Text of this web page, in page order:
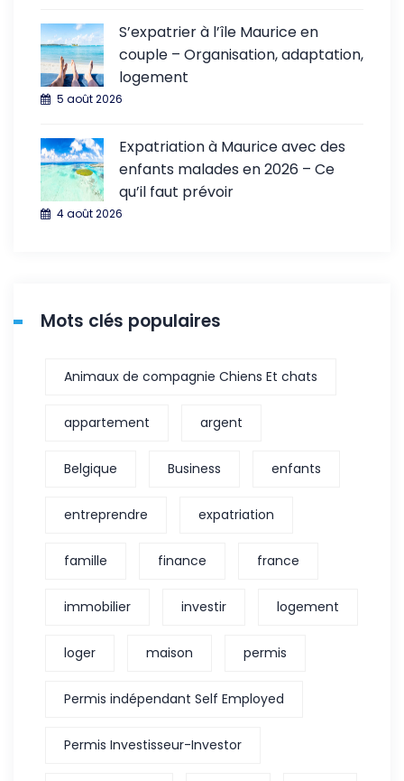
S’expatrier à l’île Maurice en
couple – Organisation, adaptation,
logement
5 août 2026
Expatriation à Maurice avec des
enfants malades en 2026 – Ce
qu’il faut prévoir
4 août 2026
Mots clés populaires
Animaux de compagnie Chiens Et chats
appartement argent
Belgique Business enfants
entreprendre expatriation
famille finance france
immobilier investir logement
loger maison permis
Permis indépendant Self Employed
Permis Investisseur-Investor